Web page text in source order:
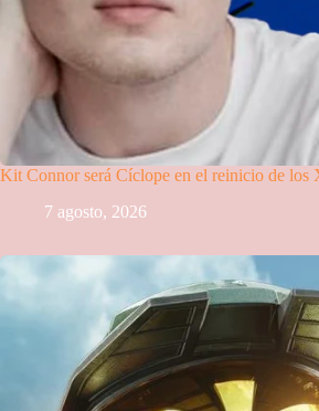
Kit Connor será Cíclope en el reinicio de los
7 agosto, 2026